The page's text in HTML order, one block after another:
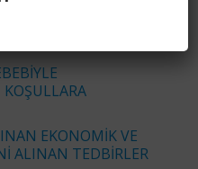
EKONOMİK VE
ALINAN TEDBİRLER